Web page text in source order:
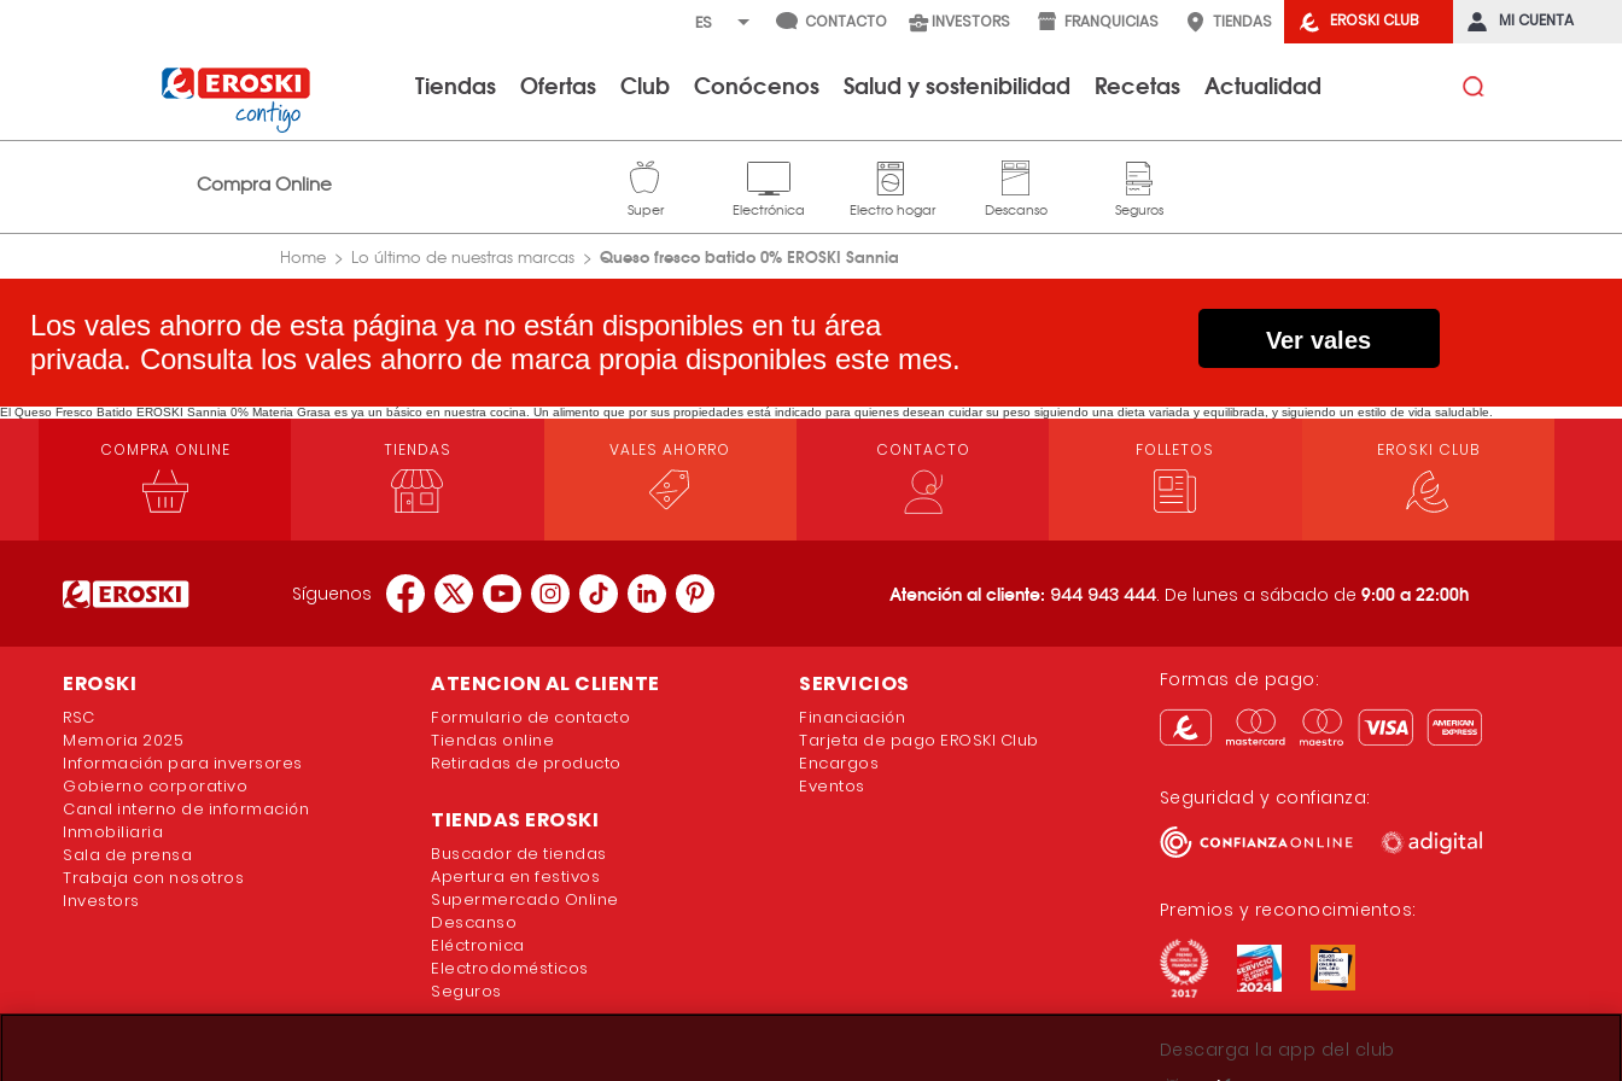
EROSKI CLUB MI CUENTA
CONTACTO INVESTORS FRANQUICIAS TIENDAS
Tiendas Ofertas Club Conócenos Salud y sostenibilidad Recetas Actualidad
Compra Online
Home Lo último de nuestras marcas Queso fresco batido 0% EROSKI Sannia
Los vales ahorro de esta página ya no están disponibles en tu área
privada. Consulta los vales ahorro de marca propia disponibles este mes.
Ver vales
El Queso Fresco Batido EROSKI Sannia 0% Materia Grasa es ya un básico en nuestra cocina. Un alimento que por sus propiedades está indicado para quienes desean cuidar su peso siguiendo una dieta variada y equilibrada, y siguiendo un estilo de vida saludable.
COMPRA ONLINE TIENDAS VALES AHORRO CONTACTO FOLLETOS EROSKI CLUB
Síguenos Atención al cliente: 944 943 444. De lunes a sábado de 9:00 a 22:00h
EROSKI
RSC
Memoria 2025
Información para inversores
Gobierno corporativo
Canal interno de información
Inmobiliaria
Sala de prensa
Trabaja con nosotros
Investors
ATENCION AL CLIENTE
Formulario de contacto
Tiendas online
Retiradas de producto
TIENDAS EROSKI
Buscador de tiendas
Apertura en festivos
Supermercado Online
Descanso
Eléctronica
Electrodomésticos
Seguros
SERVICIOS
Financiación
Tarjeta de pago EROSKI Club
Encargos
Eventos
Formas de pago:
Seguridad y confianza:
Premios y reconocimientos:
Descarga la app del club